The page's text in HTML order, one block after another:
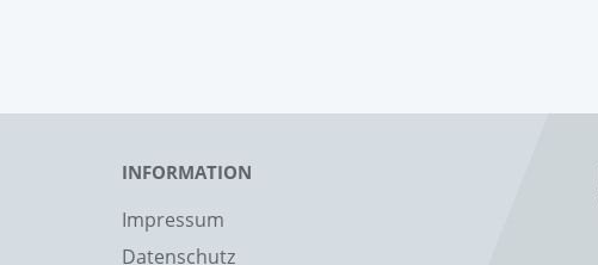
INFORMATION
Impressum
Datenschutz